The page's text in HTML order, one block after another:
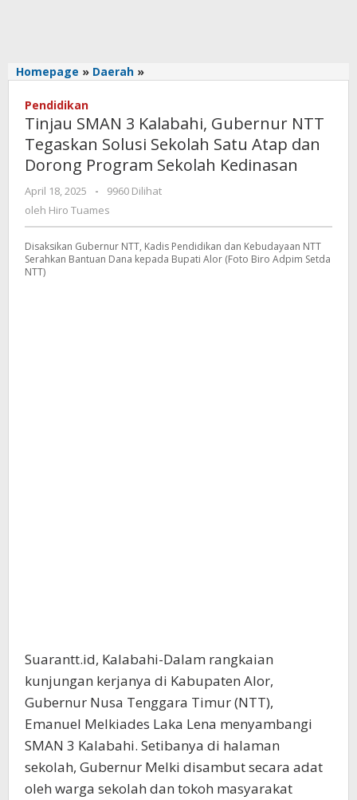
Homepage » Daerah »Tinjau
Kalabahi,
Gubernur
NTT
Tegaskan
Solusi
Atap
dan
Pendidikan
Tinjau SMAN 3 Kalabahi, Gubernur NTT
Tegaskan Solusi Sekolah Satu Atap dan
Dorong Program Sekolah Kedinasan
April 18, 2025
oleh
-
9960 Dilihat
oleh Hiro Tuames
Disaksikan Gubernur NTT, Kadis Pendidikan dan Kebudayaan NTT
Serahkan Bantuan Dana kepada Bupati Alor (Foto Biro Adpim Setda
NTT)
Suarantt.id, Kalabahi-Dalam rangkaian
kunjungan kerjanya di Kabupaten Alor,
Gubernur Nusa Tenggara Timur (NTT),
Emanuel Melkiades Laka Lena menyambangi
SMAN 3 Kalabahi. Setibanya di halaman
sekolah, Gubernur Melki disambut secara adat
oleh warga sekolah dan tokoh masyarakat